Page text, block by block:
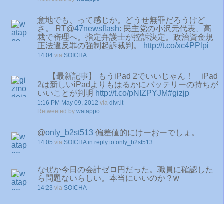
意地でも、って感じか。どうせ無罪だろうけど
さ。 RT@47newsflash: 民主党の小沢元代表、高
裁で審理へ。指定弁護士が控訴決定。政治資金規
正法違反罪の強制起訴裁判。
http://t.co/xc4PPlpi
14:04 via SOICHA
【最新記事】 もうiPad 2でいいじゃん！ iPad
2は新しいiPadよりもはるかにバッテリーの持ちが
いいことが判明 http://t.co/pNIZPYJM#gizjp
1:16 PM May 09, 2012 via dlvr.it
Retweeted by watappo
@only_b2st513 偏差値的にけーおーでしょ。
14:05 via SOICHA in reply to only_b2st513
なぜか今日の会計ゼロ円だった。職員に確認した
ら問題ないらしい。本当にいいのか？w
14:23 via SOICHA